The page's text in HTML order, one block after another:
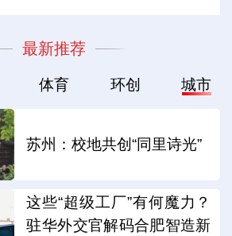
最新推荐
体育 环创 城市
苏州：校地共创“同里诗光”
这些“超级工厂”有何魔力？
驻华外交官解码合肥智造新